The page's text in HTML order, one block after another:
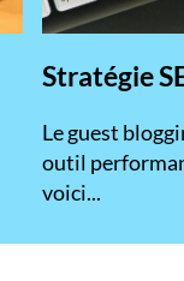
Stratégie
​Le guest
outil
voici...